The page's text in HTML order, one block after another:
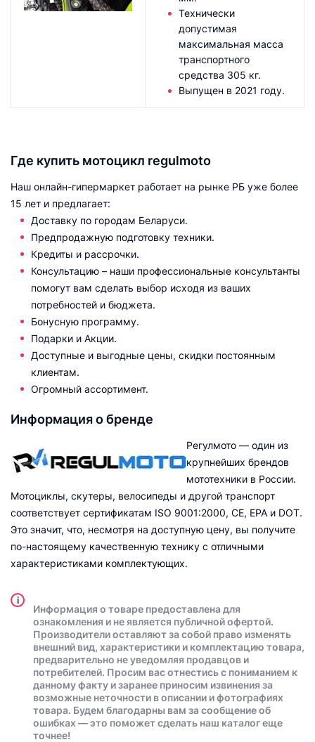
Технически
допустимая
максимальная масса
транспортного
средства 305 кг.
Выпущен в 2021 году.
Где купить мотоцикл regulmoto
Наш онлайн-гипермаркет работает на рынке РБ уже более
15 лет и предлагает:
Доставку по городам Беларуси.
Предпродажную подготовку техники.
Кредиты и рассрочки.
Консультацию – наши профессиональные консультанты
помогут вам сделать выбор исходя из ваших
потребностей и бюджета.
Бонусную программу.
Подарки и Акции.
Доступные и выгодные цены, скидки постоянным
клиентам.
Огромный ассортимент.
Информация о бренде
Регулмото — один из
крупнейших брендов
мототехники в России.
Мотоциклы, скутеры, велосипеды и другой транспорт
соответствует сертификатам ISO 9001:2000, CE, EPA и DOT.
Это значит, что, несмотря на доступную цену, вы получите
по-настоящему качественную технику с отличными
характеристиками комплектующих.
i
Информация о товаре предоставлена для
ознакомления и не является публичной офертой.
Производители оставляют за собой право изменять
внешний вид, характеристики и комплектацию товара,
предварительно не уведомляя продавцов и
потребителей. Просим вас отнестись с пониманием к
данному факту и заранее приносим извинения за
возможные неточности в описании и фотографиях
товара. Будем благодарны вам за сообщение об
ошибках — это поможет сделать наш каталог еще
точнее!